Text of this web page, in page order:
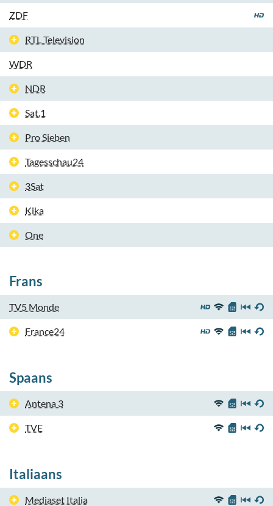
ZDF
RTL Television
WDR
NDR
Sat.1
Pro Sieben
Tagesschau24
3Sat
Kika
One
Frans
TV5 Monde
France24
Spaans
Antena 3
TVE
Italiaans
Mediaset Italia